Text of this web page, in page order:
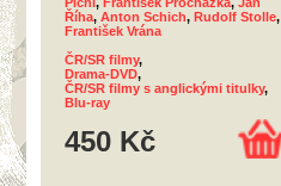
Říha, Anton Schich, Rudolf Stolle,
František Vrána
ČR/SR filmy,
Drama-DVD,
ČR/SR filmy s anglickými titulky,
Blu-ray
450 Kč